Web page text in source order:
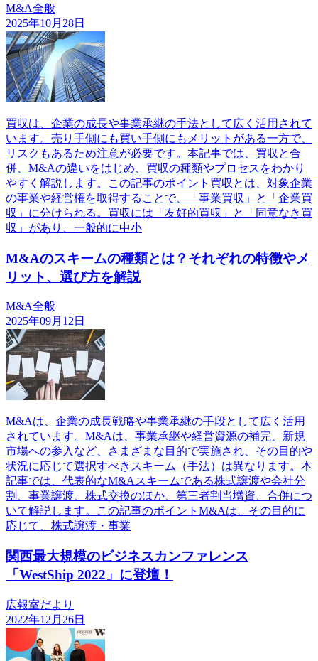
M&A全般
2025年10月28日
買収は、企業の成長や事業承継の手法として広く活用されて
います。売り手側にも買い手側にもメリットがある一方で、
リスクもあるため注意が必要です。本記事では、買収と合
併、M&Aの違いをはじめ、買収の種類やプロセスをわかり
やすく解説します。この記事のポイント買収とは、対象企業
の事業や経営権を取得することで、「事業買収」と「企業買
収」に分けられる。買収には「友好的買収」と「同意なき買
収」があり、一般的に中小
M&Aのスキームの種類とは？それぞれの特徴やメ
リット、選び方を解説
M&A全般
2025年09月12日
M&Aは、企業の成長戦略や事業承継の手段として広く活用
されています。M&Aは、事業承継や経営資源の補完、新規
市場への参入など、さまざまな目的で実施され、その目的や
状況に応じて選択すべきスキーム（手法）は異なります。本
記事では、代表的なM&Aスキームである株式譲渡や会社分
割、事業譲渡、株式交換のほか、第三者割当増資、合併につ
いて解説します。この記事のポイントM&Aは、その目的に
応じて、株式譲渡・事業
関西最大規模のビジネスカンファレンス
「WestShip 2022」に登壇！
広報室だより
2022年12月26日